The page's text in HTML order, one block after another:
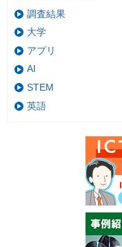
調査結果
大学
アプリ
AI
STEM
英語